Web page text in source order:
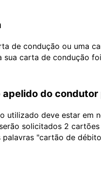
de condução ou uma
carta de condução
do
utilizado deve estar em
solicitados 2
"cartão de